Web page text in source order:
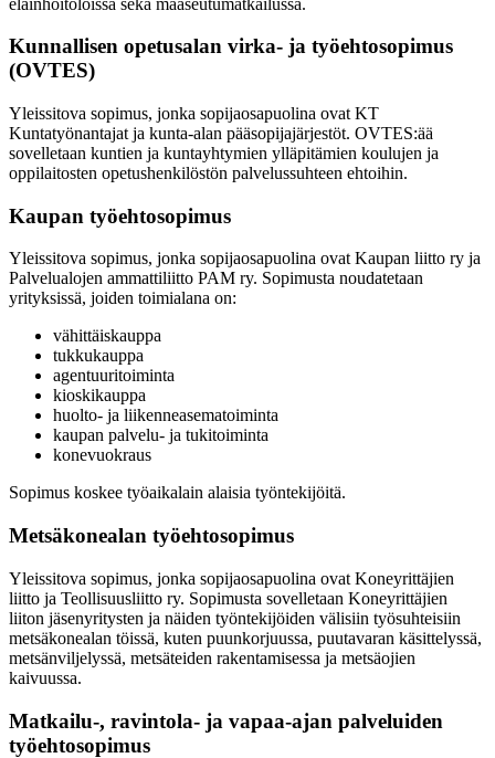
Kunnallisen opetusalan virka- ja työehtosopimus
(OVTES)
Yleissitova sopimus, jonka sopijaosapuolina ovat KT
Kuntatyönantajat ja kunta-alan pääsopijajärjestöt. OVTES:ää
sovelletaan kuntien ja kuntayhtymien ylläpitämien koulujen ja
oppilaitosten opetushenkilöstön palvelussuhteen ehtoihin.
Kaupan työehtosopimus
Yleissitova sopimus, jonka sopijaosapuolina ovat Kaupan liitto ry ja
Palvelualojen ammattiliitto PAM ry. Sopimusta noudatetaan
yrityksissä, joiden toimialana on:
vähittäiskauppa
tukkukauppa
agentuuritoiminta
kioskikauppa
huolto- ja liikenneasematoiminta
kaupan palvelu- ja tukitoiminta
konevuokraus
Sopimus koskee työaikalain alaisia työntekijöitä.
Metsäkonealan työehtosopimus
Yleissitova sopimus, jonka sopijaosapuolina ovat Koneyrittäjien
liitto ja Teollisuusliitto ry. Sopimusta sovelletaan Koneyrittäjien
liiton jäsenyritysten ja näiden työntekijöiden välisiin työsuhteisiin
metsäkonealan töissä, kuten puunkorjuussa, puutavaran käsittelyssä,
metsänviljelyssä, metsäteiden rakentamisessa ja metsäojien
kaivuussa.
Matkailu-, ravintola- ja vapaa-ajan palveluiden
työehtosopimus